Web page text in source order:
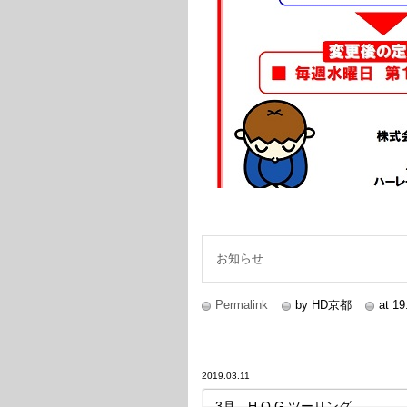
お知らせ
Permalink by HD京都 at
2019.03.11